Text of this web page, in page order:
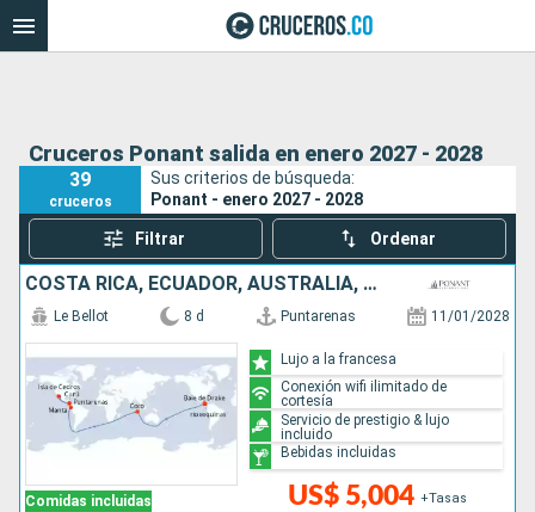
Cruceros Ponant salida en enero 2027 - 2028
39
cruceros
Sus criterios de búsqueda:
Ponant - enero 2027 - 2028
Filtrar Ordenar
COSTA RICA, ECUADOR, AUSTRALIA, MÉXICO
Comidas incluidas
Le Bellot 8 d Puntarenas 11/01/2028
US$ 5,004 +Tasas
Lujo a la francesa
Conexión wifi ilimitado de
cortesía
Servicio de prestigio & lujo
incluido
Bebidas incluidas